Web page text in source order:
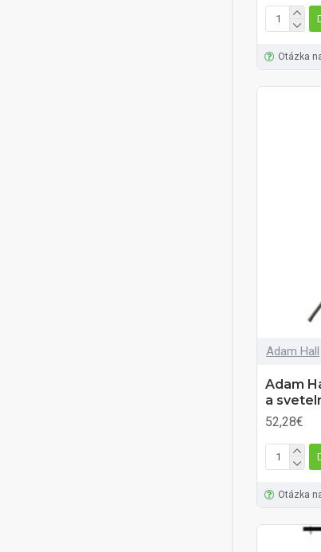
Otázka
Adam Hall
Adam
a
52,28€
Otázka